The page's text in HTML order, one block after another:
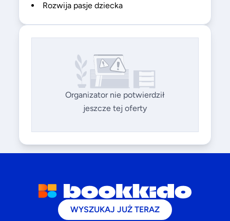
Rozwija pasje dziecka
Organizator nie potwierdził
jeszcze tej oferty
WYSZUKAJ JUŻ TERAZ